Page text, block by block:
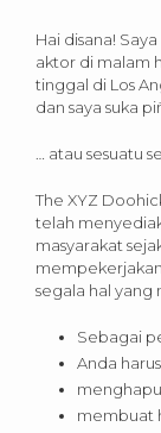
Hai disana!
aktor di malam
tinggal di Los
dan saya suka
… atau sesuatu
The XYZ
telah
masyarakat
segala hal yang
Sebagai
Anda
membuat